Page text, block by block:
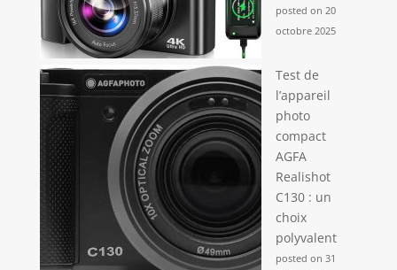
posted on 20
octobre 2025
Test de
l’appareil
photo
compact
AGFA
Realishot
C130 : un
choix
polyvalent
posted on 31